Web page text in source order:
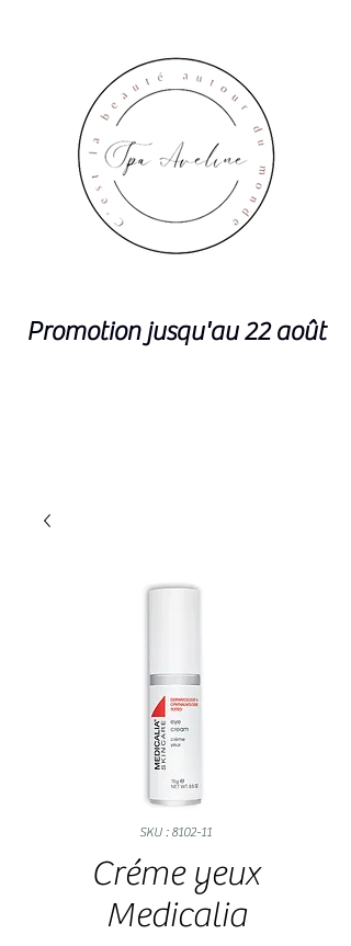
Promotion jusqu'au 22 août
SKU : 8102-11
Créme yeux
Medicalia